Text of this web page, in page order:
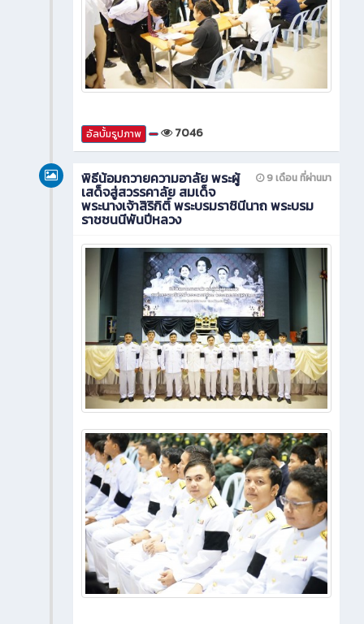
อัลบั้มรูปภาพ 7046
9 เดือน ที่ผ่านมา
พิธีน้อมถวายความอาลัย พระผู้
เสด็จสู่สวรรคาลัย สมเด็จ
พระนางเจ้าสิริกิติ์ พระบรมราชินีนาถ พระบรม
ราชชนนีพันปีหลวง